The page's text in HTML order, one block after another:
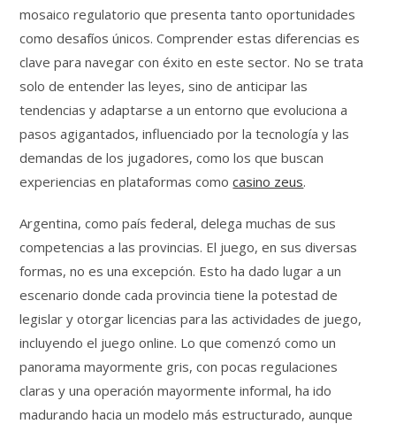
mosaico regulatorio que presenta tanto oportunidades
como desafíos únicos. Comprender estas diferencias es
clave para navegar con éxito en este sector. No se trata
solo de entender las leyes, sino de anticipar las
tendencias y adaptarse a un entorno que evoluciona a
pasos agigantados, influenciado por la tecnología y las
demandas de los jugadores, como los que buscan
experiencias en plataformas comocasino zeus.
Argentina, como país federal, delega muchas de sus
competencias a las provincias. El juego, en sus diversas
formas, no es una excepción. Esto ha dado lugar a un
escenario donde cada provincia tiene la potestad de
legislar y otorgar licencias para las actividades de juego,
incluyendo el juego online. Lo que comenzó como un
panorama mayormente gris, con pocas regulaciones
claras y una operación mayormente informal, ha ido
madurando hacia un modelo más estructurado, aunque